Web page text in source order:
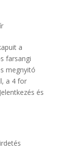
a
farsangi
megnyitó
a 4 for
és